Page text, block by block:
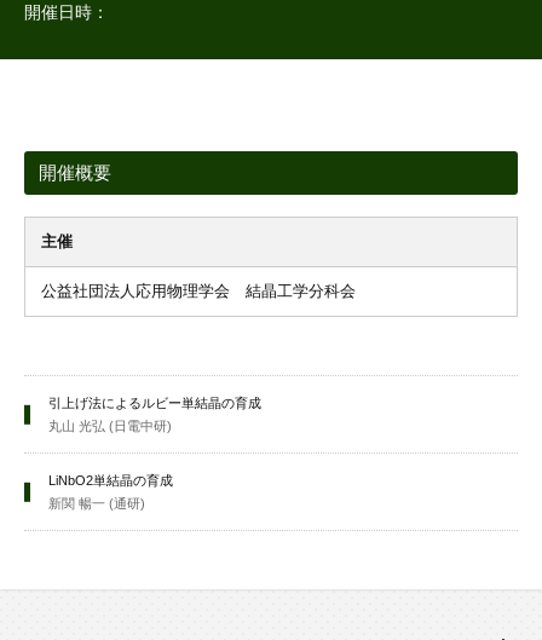
開催日時：
開催概要
主催
公益社団法人応用物理学会 結晶工学分科会
引上げ法によるルビー単結晶の育成
丸山 光弘 (日電中研)
LiNbO2単結晶の育成
新関 暢一 (通研)